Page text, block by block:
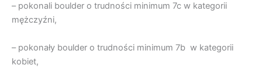
– pokonali boulder o trudności minimum 7c w kategorii
mężczyźni,
– pokonały boulder o trudności minimum 7b w kategorii
kobiet,